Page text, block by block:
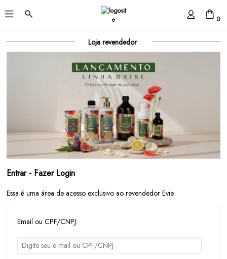
0
Loja revendedor
Entrar - Fazer Login
Essa é uma área de acesso exclusivo ao revendedor Evie.
Email ou CPF/CNPJ: